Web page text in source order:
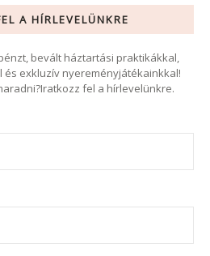
A HÍRLEVELÜNKRE
bevált háztartási praktikákkal,
exkluzív nyereményjátékainkkal!
fel a hírlevelünkre.